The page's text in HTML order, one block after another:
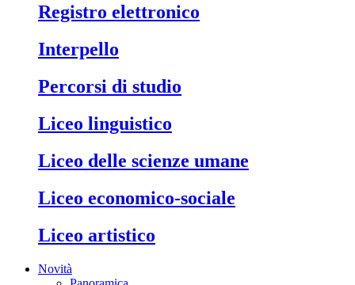
registro elettronico
interpello
percorsi di studio
liceo linguistico
liceo delle scienze umane
liceo economico-sociale
liceo artistico
Novità